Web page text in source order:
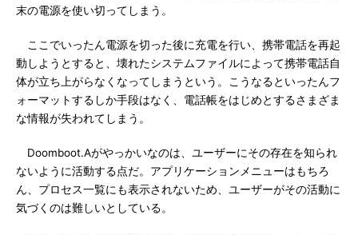
末の電源を使い切ってしまう。
ここでいったん電源を切った後に充電を行い、携帯電話を再起
動しようとすると、壊れたシステムファイルによって携帯電話自
体が立ち上がらなくなってしまうという。こうなるといったんフ
ォーマットするしか手段はなく、電話帳をはじめとするさまざま
な情報が失われてしまう。
Doomboot.Aがやっかいなのは、ユーザーにその存在を知られ
ないように活動する点だ。アプリケーションメニューはもちろ
ん、プロセス一覧にも表示されないため、ユーザーがその活動に
気づくのは難しいとしている。